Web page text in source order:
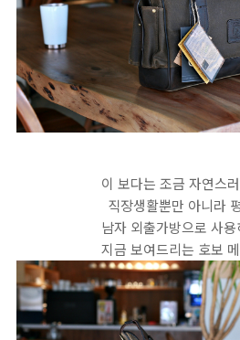
이 보다는 조금 자연스
직장생활뿐만 아니라
남자 외출가방으로 사
지금 보여드리는 호보